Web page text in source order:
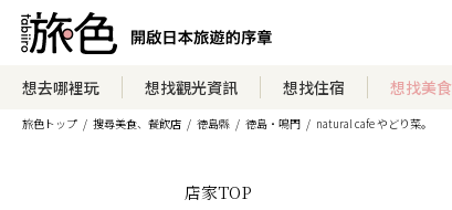
想去哪裡玩 想找觀光資訊 想找住宿 想找美食
旅色トップ 搜尋美食、餐飲店 徳島縣 徳島・鳴門 natural cafe やどり菜。
店家TOP